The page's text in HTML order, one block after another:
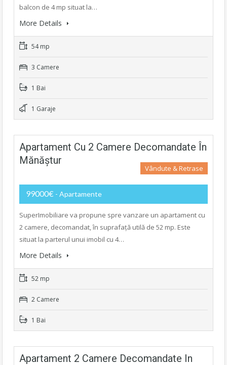
balcon de 4 mp situat la…
More Details
54 mp
3 Camere
1 Bai
1 Garaje
Apartament Cu 2 Camere Decomandate În
Mănăștur
Vândute & Retrase
99000€ - Apartamente
SuperImobiliare va propune spre vanzare un apartament cu
2 camere, decomandat, în suprafață utilă de 52 mp. Este
situat la parterul unui imobil cu 4…
More Details
52 mp
2 Camere
1 Bai
Apartament 2 Camere Decomandate In